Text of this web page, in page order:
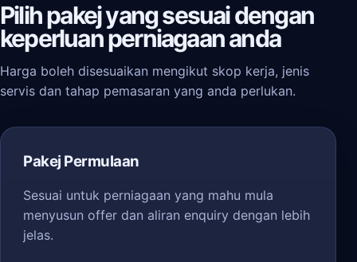
Pilih pakej yang sesuai dengan
keperluan perniagaan anda
Harga boleh disesuaikan mengikut skop kerja, jenis
servis dan tahap pemasaran yang anda perlukan.
Pakej Permulaan
Sesuai untuk perniagaan yang mahu mula
menyusun offer dan aliran enquiry dengan lebih
jelas.